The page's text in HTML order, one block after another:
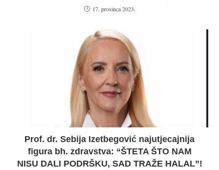
17. prosinca 2023.
Prof. dr. Sebija Izetbegović najutjecajnija
figura bh. zdravstva: “ŠTETA ŠTO NAM
NISU DALI PODRŠKU, SAD TRAŽE HALAL”!